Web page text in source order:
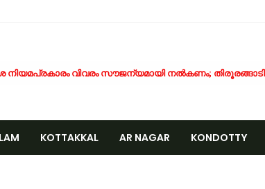
നിയമപ്രകാരം വിവരം സൗജന്യമായി നൽകണം;
പ്രതിരോധം: വേങ്ങര പഞ്ചായപ്പിൽ സന്നദ്ധ
KOTTAKKAL AR NAGAR KONDOTTY